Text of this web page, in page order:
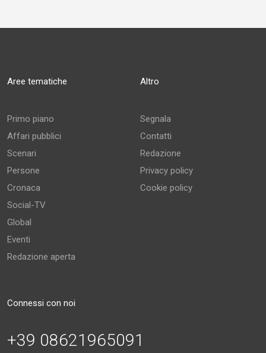
Aree tematiche
Primo piano
Affari pubblici
Scenari
Persone
Cronaca
Social-TV
Global
Eventi
Redazione aperta
Altro
Segnala
Contatti
Redazione
Privacy policy
Cookie policy
Connessi con noi
+39 08621965091